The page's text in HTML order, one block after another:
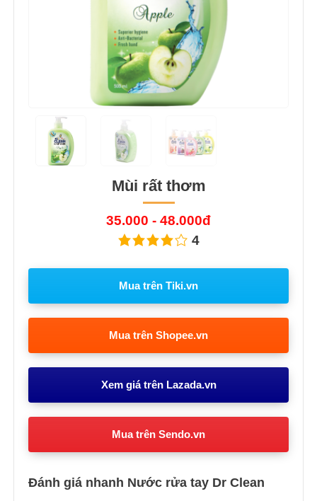
Mùi rất thơm
35.000 - 48.000đ
4
Mua trên Tiki.vn
Mua trên Shopee.vn
Xem giá trên Lazada.vn
Mua trên Sendo.vn
Đánh giá nhanh Nước rửa tay Dr Clean